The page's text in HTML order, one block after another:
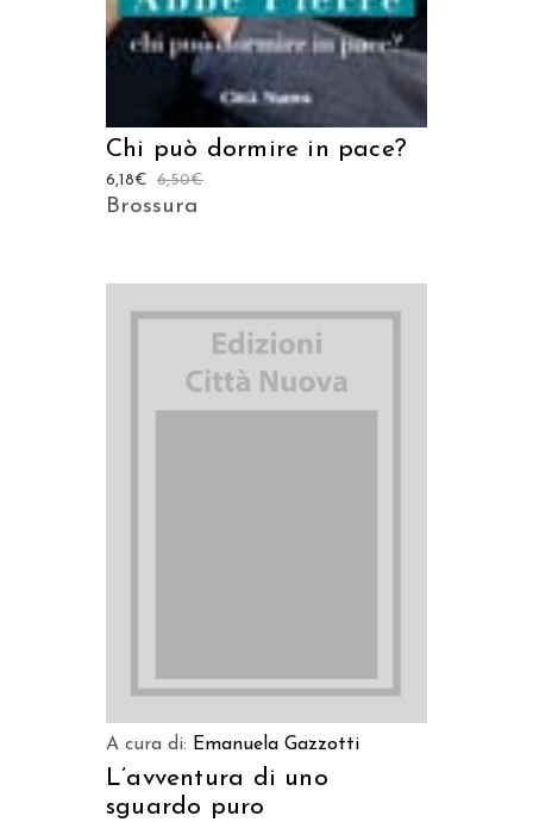
Chi può dormire in pace?
6,50€
6,18€
Brossura
A cura di: Emanuela Gazzotti
L’avventura di uno
sguardo puro